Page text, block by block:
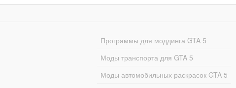
Программы для моддинга GTA 5
Моды транспорта для GTA 5
Моды автомобильных раскрасок GTA 5